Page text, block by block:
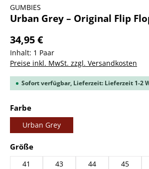
GUMBIES
Urban Grey – Original Flip
34,95 €
Inhalt: 1 Paar
Preise inkl. MwSt. zzgl. Versandkosten
Sofort verfügbar, Lieferzeit: Lieferzeit 1-2
Farbeauswählen
Urban Grey
Größeauswählen
41 43 44 45